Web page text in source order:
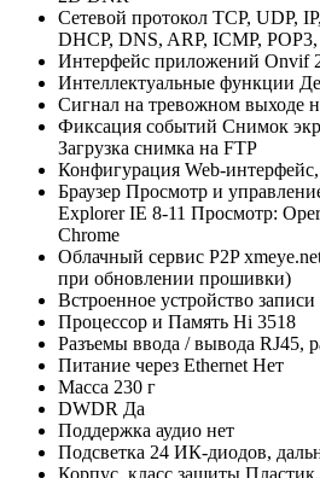
Сетевой протокол TCP, UDP,
DHCP, DNS, ARP, ICMP,
Интерфейс приложений Onvif
Интеллектуальные функции
Сигнал на тревожном выходе
Фиксация событий Снимок
Загрузка снимка на FTP
Конфигурация Web-
Браузер Просмотр и
Explorer IE 8-11 Просмотр:
Chrome
Облачный сервис P2P
при обновлении прошивки)
Встроенное устройство записи
Процессор и Память Hi 3518
Разъемы ввода / вывода RJ45,
Питание через Ethernet Нет
Масса 230 г
DWDR Да
Поддержка аудио нет
Подсветка 24 ИК-диодов,